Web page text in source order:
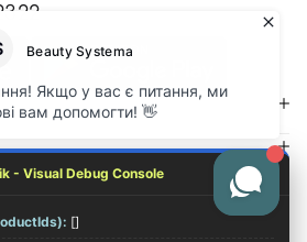
права захищені
- Visual Debug Console
[]